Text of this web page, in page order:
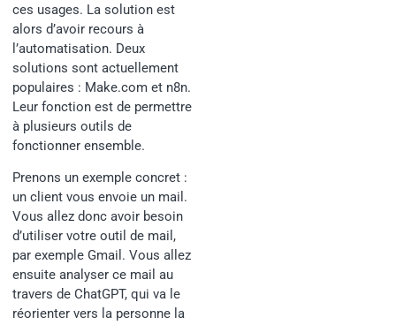
ces usages. La solution est
alors d’avoir recours à
l’automatisation. Deux
solutions sont actuellement
populaires : Make.com et n8n.
Leur fonction est de permettre
à plusieurs outils de
fonctionner ensemble.
Prenons un exemple concret :
un client vous envoie un mail.
Vous allez donc avoir besoin
d’utiliser votre outil de mail,
par exemple Gmail. Vous allez
ensuite analyser ce mail au
travers de ChatGPT, qui va le
réorienter vers la personne la